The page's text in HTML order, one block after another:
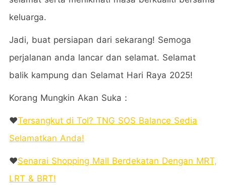
keluarga.
Jadi, buat persiapan dari sekarang! Semoga
perjalanan anda lancar dan selamat. Selamat
balik kampung dan Selamat Hari Raya 2025!
Korang Mungkin Akan Suka：
❤️Tersangkut di Tol? TNG SOS Balance Sedia
Selamatkan Anda!
❤️Senarai Shopping Mall Berdekatan Dengan MRT,
LRT & BRT!